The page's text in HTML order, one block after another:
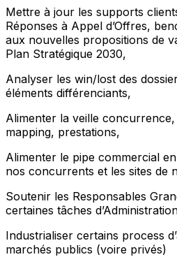
Mettre à jour les supports
Réponses à Appel d’Offres,
aux nouvelles propositions de
Plan Stratégique 2030,
Analyser les win/lost des
éléments différenciants,
Alimenter la veille
mapping, prestations,
Alimenter le pipe commercial
nos concurrents et les sites de
Soutenir les Responsables
certaines tâches
Industrialiser certains process
marchés publics (voire privés)